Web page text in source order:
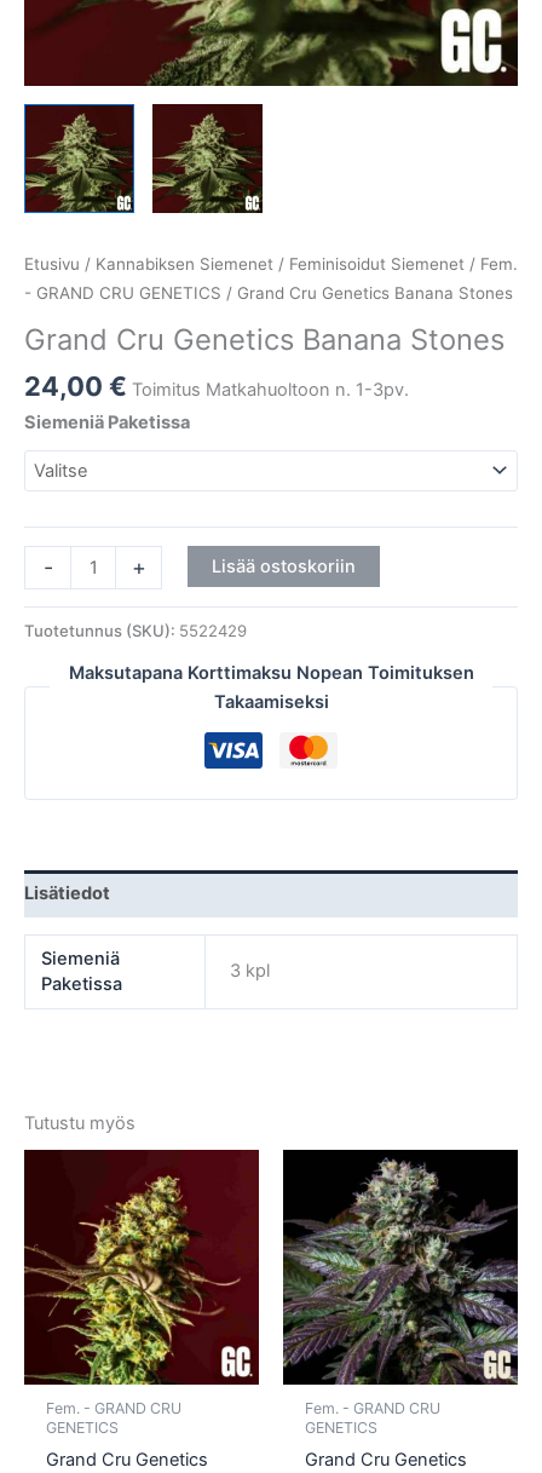
Etusivu / Kannabiksen Siemenet / Feminisoidut Siemenet / Fem.
- GRAND CRU GENETICS / Grand Cru Genetics Banana Stones
Grand Cru Genetics Banana Stones
24,00 € Toimitus Matkahuoltoon n. 1-3pv.
Siemeniä Paketissa
- + Lisää ostoskoriin
Tuotetunnus (SKU): 5522429
Maksutapana Korttimaksu Nopean Toimituksen
Takaamiseksi
Lisätiedot
Siemeniä
Paketissa
3 kpl
Tutustu myös
Fem. - GRAND CRU
GENETICS
Grand Cru Genetics
useampi
muunnelma.
tehdä
valinnat
Fem. - GRAND CRU
GENETICS
Grand Cru Genetics
on
Voit
tehdä